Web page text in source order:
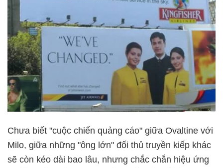
Chưa biết "cuộc chiến quảng cáo" giữa Ovaltine với
Milo, giữa những "ông lớn" đối thủ truyền kiếp khác
sẽ còn kéo dài bao lâu, nhưng chắc chắn hiệu ứng